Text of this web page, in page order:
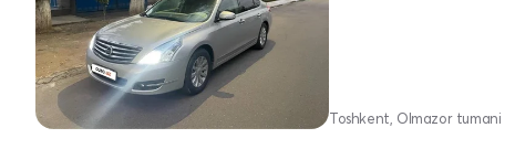
Toshkent, Olmazor tumani